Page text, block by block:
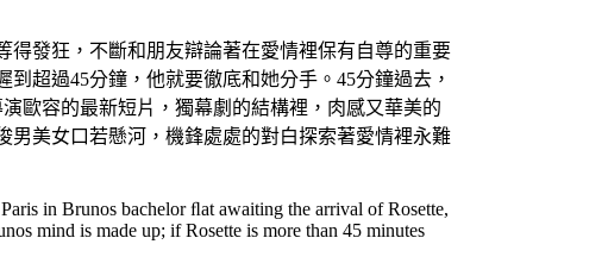
得發狂，不斷和朋友辯論著在愛情裡保有自尊的重要
超過45分鐘，他就要徹底和她分手。45分鐘過去，
歐容的最新短片，獨幕劇的結構裡，肉感又華美的
男美女口若懸河，機鋒處處的對白探索著愛情裡永難
in Brunos bachelor ﬂat awaiting the arrival of Rosette,
mind is made up; if Rosette is more than 45 minutes